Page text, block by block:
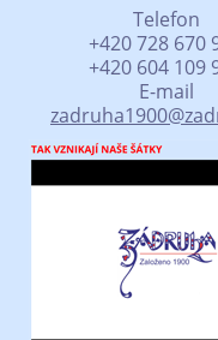
Telefon
+420 728 670
+420 604 109
E-mail